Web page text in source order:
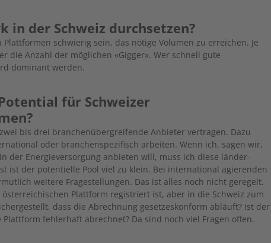
in der Schweiz durchsetzen?
schwierig sein, das nötige Volumen zu erreichen. Je
die Anzahl der möglichen «Gigger». Wer schnell gute
dominant werden.
für Schweizer
bis drei branchenübergreifende Anbieter vertragen. Dazu
oder branchenspezifisch arbeiten. Wenn ich, sagen wir,
der Energieversorgung anbieten will, muss ich diese länder-
ist der potentielle Pool viel zu klein. Bei international agierenden
weitere Fragestellungen. Das ist alles noch nicht geregelt.
Plattform registriert ist, aber in die Schweiz zum
dass die Abrechnung gesetzeskonform abläuft? Ist der
fehlerhaft abrechnet? Da sind noch viel Fragen offen.